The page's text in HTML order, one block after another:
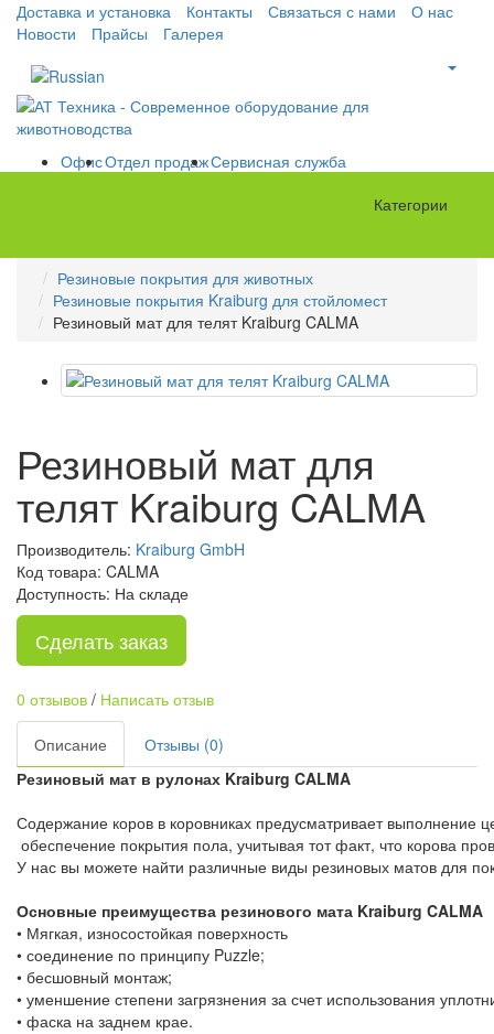
Доставка и установка Контакты Связаться с нами
О нас
Новости
Прайсы Галерея
ОфисОтдел продажСервисная служба
Категории
Резиновые покрытия для животных
Резиновые покрытия Kraiburg для стойломест
Резиновый мат для телят Kraiburg CALMA
Резиновый мат для
телят Kraiburg CALMA
Производитель: Kraiburg GmbH
Код товара: CALMA
Доступность: На складе
Сделать заказ
0 отзывов / Написать отзыв
Описание
Отзывы (0)
Резиновый мат в рулонах Kraiburg CALMA
Содержание коров в коровниках предусматривает выполнение
обеспечение покрытия пола, учитывая тот факт, что корова
У нас вы можете найти различные виды резиновых матов для
Основные преимущества резинового мата Kraiburg CALMA
• Мягкая, износостойкая поверхность
• соединение по принципу Puzzle;
• бесшовный монтаж;
• уменшение степени загрязнения за счет использования
• фаска на заднем крае.